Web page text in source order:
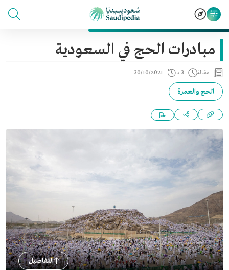
مبادرات الحج في السعودية
مقالة 3 د 30/10/2021
الحج والعمرة
التفاصيل